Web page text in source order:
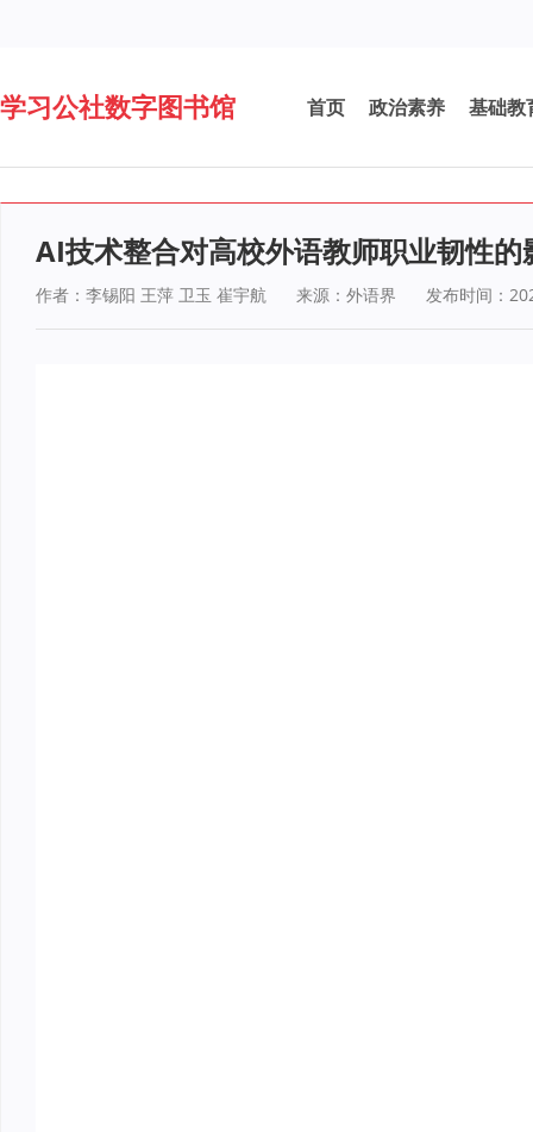
学习公社数字图书馆 首页 政治素养 基础教
AI技术整合对高校外语教师职业韧性的
作者：李锡阳 王萍 卫玉 崔宇航 来源：外语界 发布时间：